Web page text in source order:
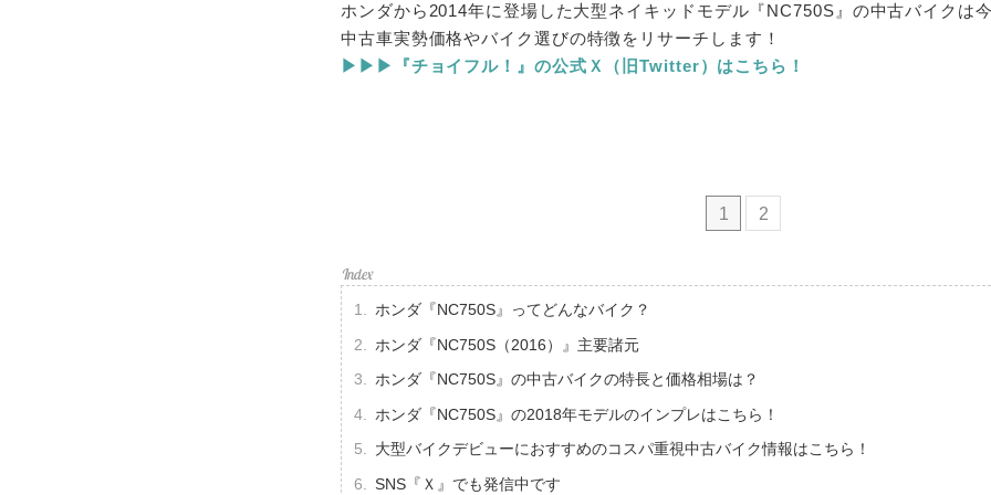
ホンダから2014年に登場した大型ネイキッドモデル『NC750S』の中古バイクは
中古車実勢価格やバイク選びの特徴をリサーチします！
▶▶▶『チョイフル！』の公式Ｘ（旧Twitter）はこちら！
1 2
ホンダ『NC750S』ってどんなバイク？
ホンダ『NC750S（2016）』主要諸元
ホンダ『NC750S』の中古バイクの特長と価格相場は？
ホンダ『NC750S』の2018年モデルのインプレはこちら！
大型バイクデビューにおすすめのコスパ重視中古バイク情報はこちら！
SNS『Ｘ』でも発信中です